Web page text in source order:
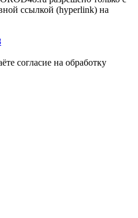
ссылкой (hyperlink) на
согласие на обработку